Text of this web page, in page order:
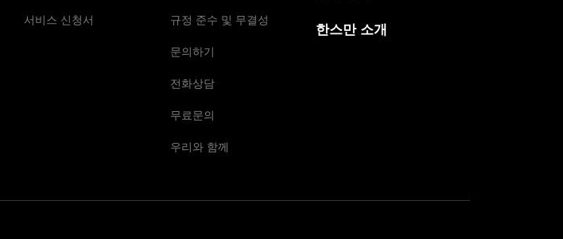
서비스 신청서 규정 준수 및 무결성
문의하기
전화상담
무료문의
우리와 함께
한스만 소개